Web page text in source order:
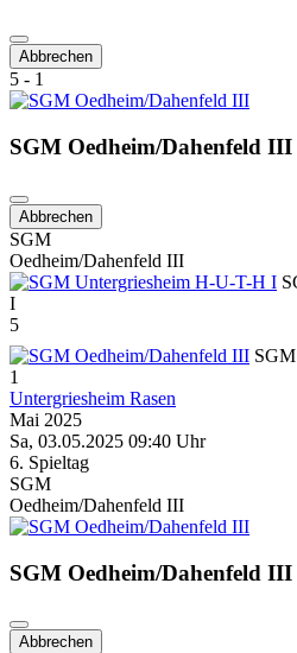
Abbrechen
5 - 1
SGM Oedheim/Dahenfeld III
Abbrechen
SGM
Oedheim/Dahenfeld III
I
5
1
Untergriesheim Rasen
Mai 2025
Sa, 03.05.2025 09:40 Uhr
6. Spieltag
SGM
Oedheim/Dahenfeld III
SGM Oedheim/Dahenfeld III
Abbrechen